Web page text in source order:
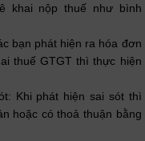
khai nộp thuế như bình
bạn phát hiện ra hóa đơn
thuế GTGT thì thực hiện
Khi phát hiện sai sót thì
hoặc có thoả thuận bằng